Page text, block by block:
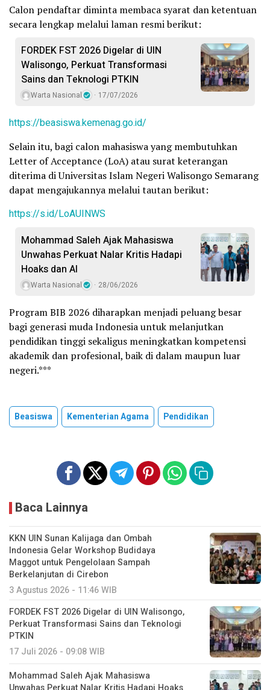
Calon pendaftar diminta membaca syarat dan ketentuan
secara lengkap melalui laman resmi berikut:
FORDEK FST 2026 Digelar di UIN
Walisongo, Perkuat Transformasi
Sains dan Teknologi PTKIN
Warta Nasional 17/07/2026
https://beasiswa.kemenag.go.id/
Selain itu, bagi calon mahasiswa yang membutuhkan
Letter of Acceptance (LoA) atau surat keterangan
diterima di Universitas Islam Negeri Walisongo Semarang
dapat mengajukannya melalui tautan berikut:
https://s.id/LoAUINWS
Mohammad Saleh Ajak Mahasiswa
Unwahas Perkuat Nalar Kritis Hadapi
Hoaks dan AI
Warta Nasional 28/06/2026
Program BIB 2026 diharapkan menjadi peluang besar
bagi generasi muda Indonesia untuk melanjutkan
pendidikan tinggi sekaligus meningkatkan kompetensi
akademik dan profesional, baik di dalam maupun luar
negeri.***
Beasiswa Kementerian Agama Pendidikan
Baca Lainnya
KKN UIN Sunan Kalijaga dan Ombah
Indonesia Gelar Workshop Budidaya
Maggot untuk Pengelolaan Sampah
Berkelanjutan di Cirebon
3 Agustus 2026 - 11:46 WIB
FORDEK FST 2026 Digelar di UIN Walisongo,
Perkuat Transformasi Sains dan Teknologi
PTKIN
17 Juli 2026 - 09:08 WIB
Mohammad Saleh Ajak Mahasiswa